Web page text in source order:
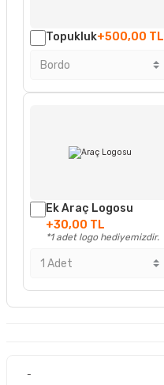
Topukluk+500,00 TL
Ek Araç Logosu
+30,00 TL
*1 adet logo hediyemizdir.
-